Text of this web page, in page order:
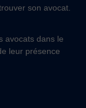
son avocat.
avocats dans le
leur présence